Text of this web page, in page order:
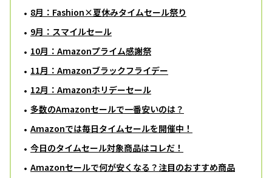
8月：Fashion×夏休みタイムセール祭り
9月：スマイルセール
10月：Amazonプライム感謝祭
11月：Amazonブラックフライデー
12月：Amazonホリデーセール
多数のAmazonセールで一番安いのは？
Amazonでは毎日タイムセールを開催中！
今日のタイムセール対象商品はコレだ！
Amazonセールで何が安くなる？注目のおすすめ商品